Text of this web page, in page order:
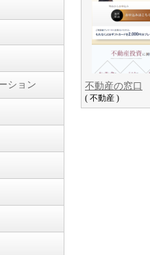
ション 不動産の窓口
( 不動産 )